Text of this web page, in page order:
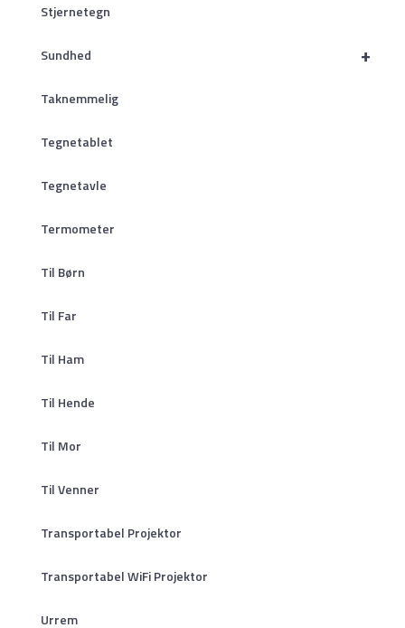
Stjernetegn
+
Sundhed
Taknemmelig
Tegnetablet
Tegnetavle
Termometer
Til Børn
Til Far
Til Ham
Til Hende
Til Mor
Til Venner
Transportabel Projektor
Transportabel WiFi Projektor
Urrem